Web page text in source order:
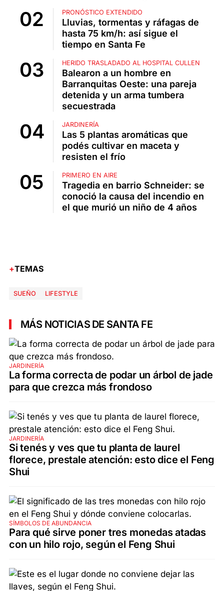
PRONÓSTICO EXTENDIDO
Lluvias, tormentas y ráfagas de
hasta 75 km/h: así sigue el
tiempo en Santa Fe
HERIDO TRASLADADO AL HOSPITAL CULLEN
Balearon a un hombre en
Barranquitas Oeste: una pareja
detenida y un arma tumbera
secuestrada
JARDINERÍA
Las 5 plantas aromáticas que
podés cultivar en maceta y
resisten el frío
PRIMERO EN AIRE
Tragedia en barrio Schneider: se
conoció la causa del incendio en
el que murió un niño de 4 años
TEMAS
SUEÑO LIFESTYLE
MÁS NOTICIAS DE SANTA FE
JARDINERÍA
La forma correcta de podar un árbol de jade
para que crezca más frondoso
JARDINERÍA
Si tenés y ves que tu planta de laurel
florece, prestale atención: esto dice el Feng
Shui
SÍMBOLOS DE ABUNDANCIA
Para qué sirve poner tres monedas atadas
con un hilo rojo, según el Feng Shui